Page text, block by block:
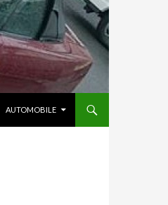
AUTOMOBILE